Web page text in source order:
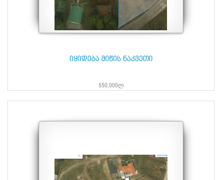
იყიდება მიწის ნაკვეთი
550,000ლ